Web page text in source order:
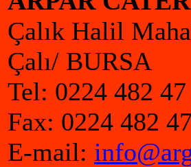
Çalık Halil
Çalı/ BURSA
Tel: 0224 482 47
Fax: 0224 482
E-mail: